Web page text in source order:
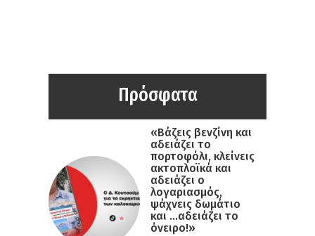
Πρόσφατα
«Βάζεις βενζίνη και
αδειάζει το
πορτοφόλι, κλείνεις
ακτοπλοϊκά και
αδειάζει ο
λογαριασμός,
ψάχνεις δωμάτιο
και …αδειάζει το
όνειρο!»